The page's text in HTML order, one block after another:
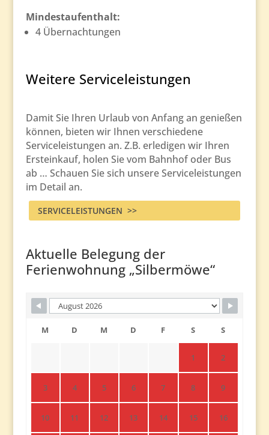
Mindestaufenthalt:
4 Übernachtungen
Weitere Serviceleistungen
Damit Sie Ihren Urlaub von Anfang an genießen
können, bieten wir Ihnen verschiedene
Serviceleistungen an. Z.B. erledigen wir Ihren
Ersteinkauf, holen Sie vom Bahnhof oder Bus
ab … Schauen Sie sich unsere Serviceleistungen
im Detail an.
SERVICELEISTUNGEN >>
Aktuelle Belegung der
Ferienwohnung „Silbermöwe“
M D M D F S S
1 2
3 4 5 6 7 8 9
10 11 12 13 14 15 16